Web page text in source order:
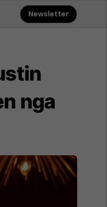
Newsletter
nga